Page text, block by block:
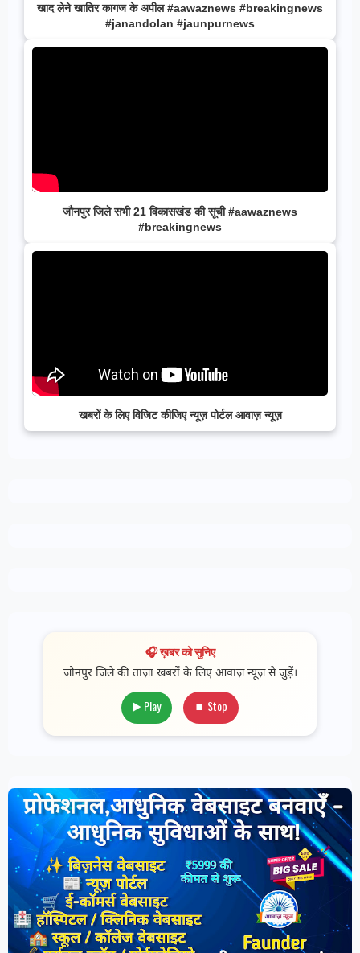
खाद लेने खातिर कागज के अपील #aawaznews #breakingnews
#janandolan #jaunpurnews
जौनपुर जिले सभी 21 विकासखंड की सूची #aawaznews
#breakingnews
खबरों के लिए विजिट कीजिए न्यूज़ पोर्टल आवाज़ न्यूज़
🎧 ख़बर को सुनिए
जौनपुर जिले की ताज़ा खबरों के लिए आवाज़ न्यूज़ से जुड़ें।
▶️ Play ⏹ Stop